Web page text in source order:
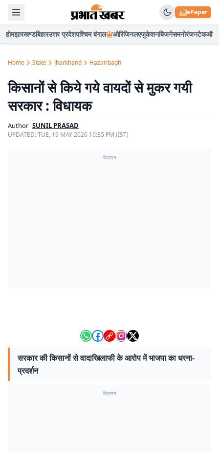
ePaper
होमझारखण्डबिहारउत्तर प्रदेशपश्चिम बंगाल ओरिजिनलएजुकेशनबिजनेसमनोरंजनटेकऑटो
Home State Jharkhand Hazaribagh
किसानों से किये गये वायदों से मुकर गयी
सरकार : विधायक
Author SUNIL PRASAD
UPDATED:TUE, 19 MAY 2026 10:35 PM (IST)
विज्ञापन
सरकार की किसानों से वादाखिलाफी के आरोप में भाजपा का धरना-
प्रदर्शन
विज्ञापन